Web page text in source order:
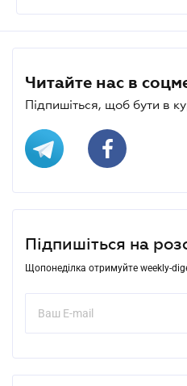
Читайте нас в
Підпишіться, щоб бути в
Підпишіться на
Щопонеділка отримуйте weekly-